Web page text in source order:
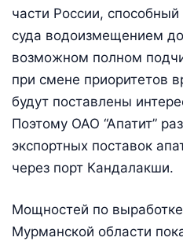
части России,
суда водоизмещением
возможном полном
при смене приоритетов
будут поставлены
Поэтому ОАО “Апатит”
экспортных поставок
через порт Кандалакши.
Мощностей по выработке
Мурманской области